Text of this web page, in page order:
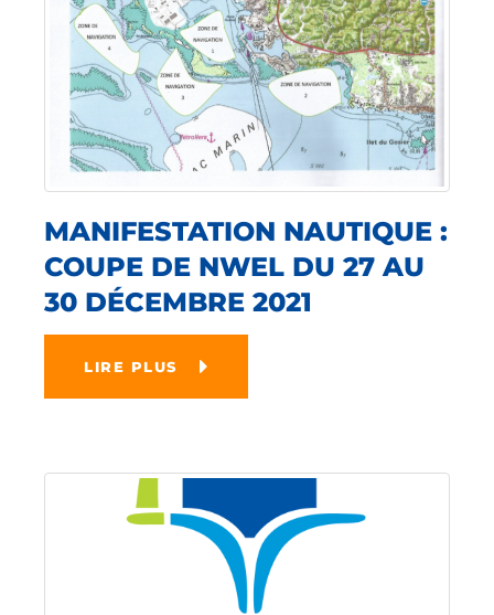
MANIFESTATION NAUTIQUE :
COUPE DE NWEL DU 27 AU
30 DÉCEMBRE 2021
LIRE PLUS